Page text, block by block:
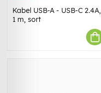
Kabel USB-A - USB-C 2.4A,
1 m, sort